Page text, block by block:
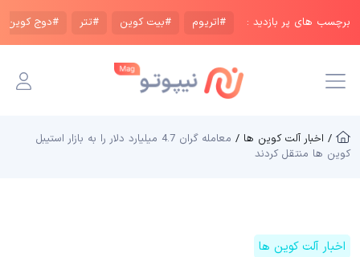
برچسب های پر بازدید : #اتریوم #بیت کوین #تتر #دوج کوین
/ اخبار آلت کوین ها /
معامله گران 4.7 میلیارد دلار را به بازار استیبل
کوین ها منتقل کردند
اخبار آلت کوین ها